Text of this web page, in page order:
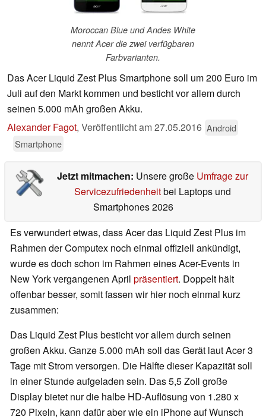
Moroccan Blue und Andes White
nennt Acer die zwei verfügbaren
Farbvarianten.
Das Acer Liquid Zest Plus Smartphone soll um 200 Euro im
Juli auf den Markt kommen und besticht vor allem durch
seinen 5.000 mAh großen Akku.
Alexander Fagot, Veröffentlicht am27.05.2016 Android
Smartphone
Jetzt mitmachen: Unsere große Umfrage zur
Servicezufriedenheitbei Laptops und
Smartphones 2026
Es verwundert etwas, dass Acer das Liquid Zest Plus im
Rahmen der Computex noch einmal offiziell ankündigt,
wurde es doch schon im Rahmen eines Acer-Events in
New York vergangenen April präsentiert. Doppelt hält
offenbar besser, somit fassen wir hier noch einmal kurz
zusammen:
Das Liquid Zest Plus besticht vor allem durch seinen
großen Akku. Ganze 5.000 mAh soll das Gerät laut Acer 3
Tage mit Strom versorgen. Die Hälfte dieser Kapazität soll
in einer Stunde aufgeladen sein. Das 5,5 Zoll große
Display bietet nur die halbe HD-Auflösung von 1.280 x
720 Pixeln, kann dafür aber wie ein iPhone auf Wunsch